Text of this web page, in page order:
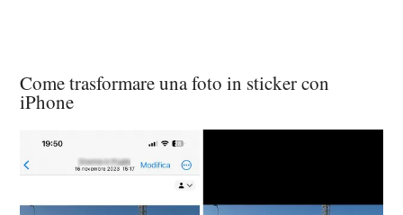
Come trasformare una foto in sticker con
iPhone